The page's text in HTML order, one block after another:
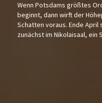
Wenn Potsdams größtes
beginnt, dann wirft der
Schatten voraus. Ende April
zunächst im Nikolaisaal, ein